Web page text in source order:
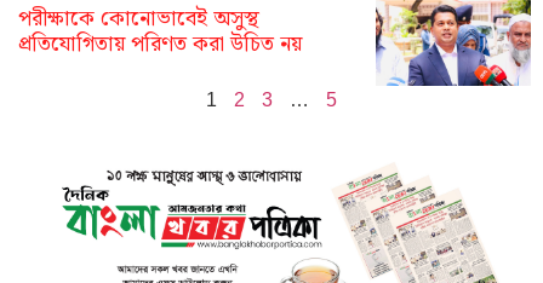
পরীক্ষাকে কোনোভাবেই অসুস্থ
প্রতিযোগিতায় পরিণত করা উচিত নয়
1 2 3 … 5